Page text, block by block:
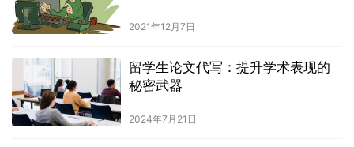
2021年12月7日
留学生论文代写：提升学术表现的
秘密武器
2024年7月21日